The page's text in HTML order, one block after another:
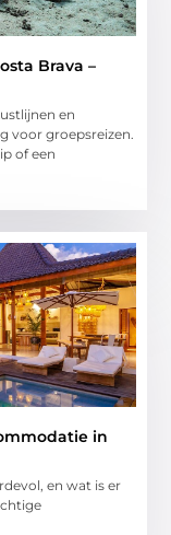
Brava –
en
voor groepsreizen.
of een
in
en wat is er